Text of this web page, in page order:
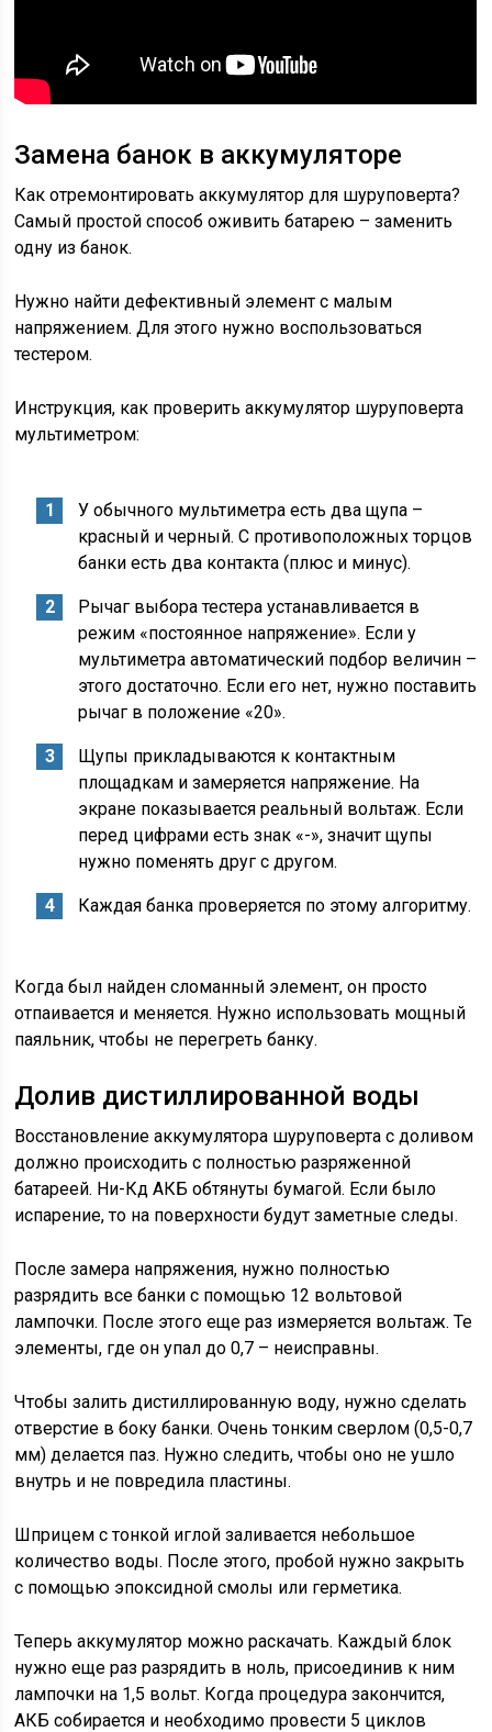
Замена банок в аккумуляторе
Как отремонтировать аккумулятор для шуруповерта?
Самый простой способ оживить батарею – заменить
одну из банок.
Нужно найти дефективный элемент с малым
напряжением. Для этого нужно воспользоваться
тестером.
Инструкция, как проверить аккумулятор шуруповерта
мультиметром:
У обычного мультиметра есть два щупа –
красный и черный. С противоположных торцов
банки есть два контакта (плюс и минус).
Рычаг выбора тестера устанавливается в
режим «постоянное напряжение». Если у
мультиметра автоматический подбор величин –
этого достаточно. Если его нет, нужно поставить
рычаг в положение «20».
Щупы прикладываются к контактным
площадкам и замеряется напряжение. На
экране показывается реальный вольтаж. Если
перед цифрами есть знак «-», значит щупы
нужно поменять друг с другом.
Каждая банка проверяется по этому алгоритму.
Когда был найден сломанный элемент, он просто
отпаивается и меняется. Нужно использовать мощный
паяльник, чтобы не перегреть банку.
Долив дистиллированной воды
Восстановление аккумулятора шуруповерта с доливом
должно происходить с полностью разряженной
батареей. Ни-Кд АКБ обтянуты бумагой. Если было
испарение, то на поверхности будут заметные следы.
После замера напряжения, нужно полностью
разрядить все банки с помощью 12 вольтовой
лампочки. После этого еще раз измеряется вольтаж. Те
элементы, где он упал до 0,7 – неисправны.
Чтобы залить дистиллированную воду, нужно сделать
отверстие в боку банки. Очень тонким сверлом (0,5-0,7
мм) делается паз. Нужно следить, чтобы оно не ушло
внутрь и не повредила пластины.
Шприцем с тонкой иглой заливается небольшое
количество воды. После этого, пробой нужно закрыть
с помощью эпоксидной смолы или герметика.
Теперь аккумулятор можно раскачать. Каждый блок
нужно еще раз разрядить в ноль, присоединив к ним
лампочки на 1,5 вольт. Когда процедура закончится,
АКБ собирается и необходимо провести 5 циклов